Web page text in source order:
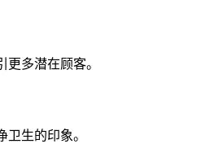
多潜在顾客。
生的印象。